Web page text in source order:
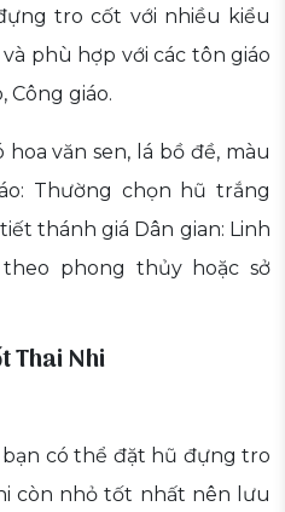
tro cốt với nhiều kiểu
phù hợp với các tôn giáo
Công giáo.
văn sen, lá bồ đề, màu
Thường chọn hũ trắng
thánh giá Dân gian: Linh
phong thủy hoặc sở
Thai Nhi
có thể đặt hũ đựng tro
còn nhỏ tốt nhất nên lưu